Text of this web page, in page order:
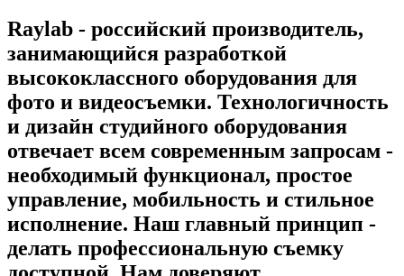
Raylab - российский производитель,
занимающийся разработкой
высококлассного оборудования для
фото и видеосъемки. Технологичность
и дизайн студийного оборудования
отвечает всем современным запросам -
необходимый функционал, простое
управление, мобильность и стильное
исполнение. Наш главный принцип -
делать профессиональную съемку